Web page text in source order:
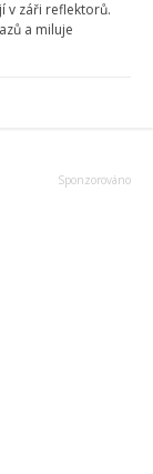
v záři reflektorů.
a miluje